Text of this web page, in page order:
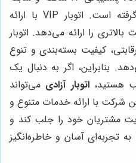
فعالیت، از رقبای خود پیشی گرفته است. اتوبار VIP با ارائه
را ارائه می‌دهد. اتوبار
کیفیت بسته‌بندی و تنوع
بنابراین، اگر به دنبال یک
هستید،اتوبار آزادی می‌تواند
شرکت با ارائه خدمات متنوع و
مشتریان خود را جلب کند و
تجربه‌ای آسان و خاطره‌انگیز